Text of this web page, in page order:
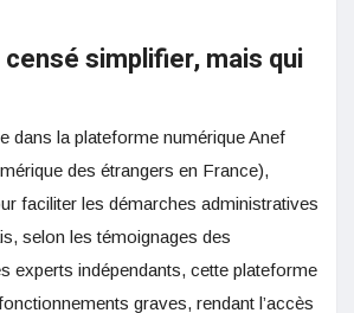
simplifier, mais qui
dans la plateforme numérique Anef
des étrangers en France),
faciliter les démarches administratives
selon les témoignages des
experts indépendants, cette plateforme
graves, rendant l’accès